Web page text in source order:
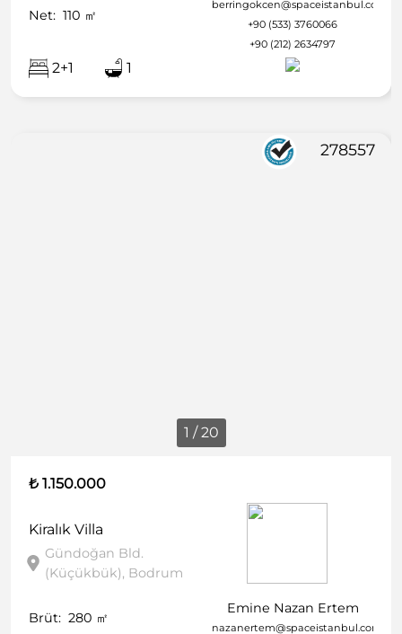
Net: 110 ㎡
2+1 1
berringokcen@spaceistanbul.com
+90 (533) 3760066
+90 (212) 2634797
1 / 20
278557
₺ 1.150.000
Kiralık Villa
Gündoğan Bld.
(Küçükbük), Bodrum
Brüt: 280 ㎡
Emine Nazan Ertem
nazanertem@spaceistanbul.com